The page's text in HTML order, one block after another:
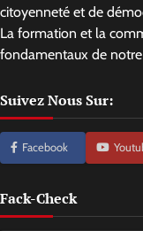
citoyenneté et de
La formation et la
fondamentaux de
Suivez Nous Sur:
Facebook
Fack-Check